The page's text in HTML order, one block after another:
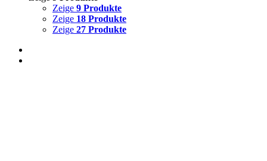
Zeige 9 Produkte
Zeige 18 Produkte
Zeige 27 Produkte